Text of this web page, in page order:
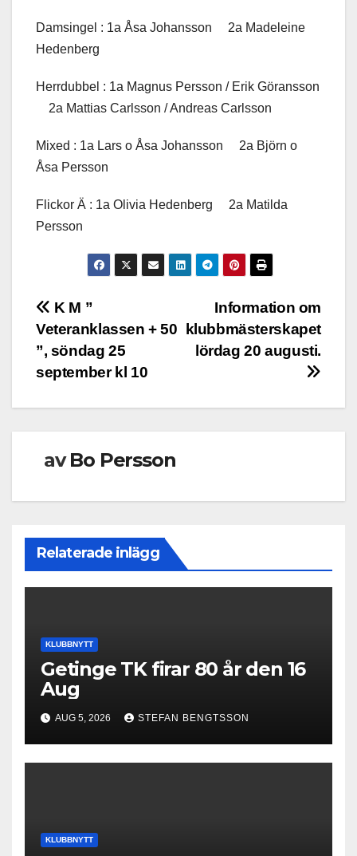
Damsingel : 1a Åsa Johansson 2a Madeleine
Hedenberg
Herrdubbel : 1a Magnus Persson / Erik Göransson
2a Mattias Carlsson / Andreas Carlsson
Mixed : 1a Lars o Åsa Johansson 2a Björn o
Åsa Persson
Flickor Ä : 1a Olivia Hedenberg 2a Matilda
Persson
InläggsnavigeringInformation om
klubbmästerskapet
lördag 20 augusti.
K M ”
Veteranklassen + 50
”, söndag 25
september kl 10
avBo Persson
Relaterade inlägg
KLUBBNYTT
Getinge TK firar 80 år den 16
Aug
AUG 5, 2026 STEFAN BENGTSSON
KLUBBNYTT